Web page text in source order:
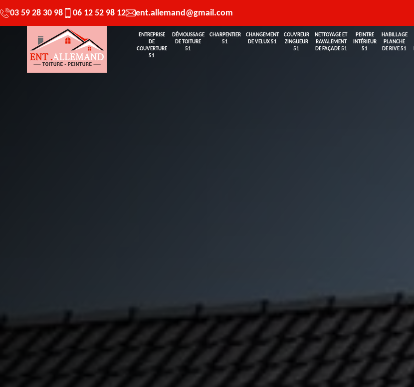
03 59 28 30 98 06 12 52 98 12 ent.allemand@gmail.com
ENTREPRISE
DE
COUVERTURE
51
DÉMOUSSAGE
DE TOITURE
51
CHARPENTIER
51
CHANGEMENT
DE VELUX 51
COUVREUR
ZINGUEUR
51
NETTOYAGE ET
RAVALEMENT
DE FAÇADE 51
PEINTRE
INTÉRIEUR
51
HABILLAGE
PLANCHE
DE RIVE 51